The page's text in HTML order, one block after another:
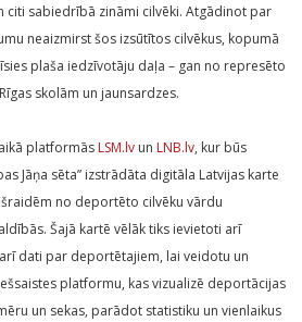
citi sabiedrībā zināmi cilvēki. Atgādinot par
neaizmirst šos izsūtītos cilvēkus, kopumā
plaša iedzīvotāju daļa – gan no represēto
skolām un jaunsardzes.
platformās LSM.lv un LNB.lv, kur būs
Jāņa sēta” izstrādāta digitāla Latvijas karte
no deportēto cilvēku vārdu
Šajā kartē vēlāk tiks ievietoti arī
dati par deportētajiem, lai veidotu un
platformu, kas vizualizē deportācijas
un sekas, parādot statistiku un vienlaikus